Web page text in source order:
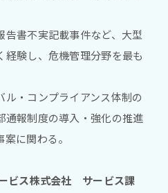
書不実記載事件など、大型
経験し、危機管理分野を最も
・コンプライアンス体制の
通報制度の導入・強化の推進
に関わる。
ビス株式会社 サービス課